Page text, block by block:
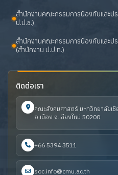
สำนักงานคณะกรรมการป้องกันและป
ป.ป.ช.)
สำนักงานคณะกรรมการป้องกันและป
(สำนักงาน ป.ป.ท.)
ติดต่อเรา
คณะสังคมศาสตร์ มหาวิทยาลัยเ
อ.เมือง จ.เชียงใหม่ 50200
+66 5394 3511
soc.info@cmu.ac.th